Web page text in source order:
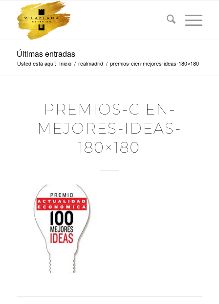
Últimas entradas
Usted está aquí: Inicio / realmadrid / premios-cien-mejores-ideas-180×180
PREMIOS-CIEN-
MEJORES-IDEAS-
180×180